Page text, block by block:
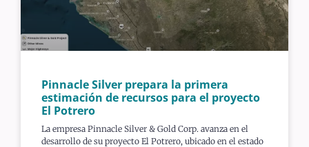
Pinnacle Silver prepara la primera
estimación de recursos para el proyecto
El Potrero
La empresa Pinnacle Silver & Gold Corp. avanza en el
desarrollo de su proyecto El Potrero, ubicado en el estado